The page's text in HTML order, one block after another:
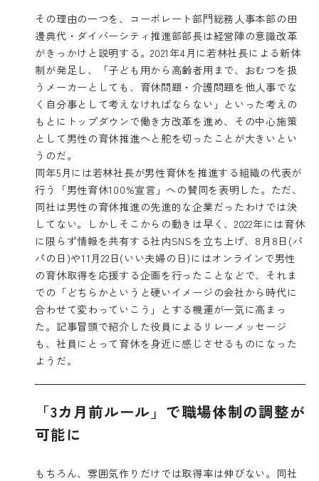
その理由の一つを、コーポレート部門総務人事本部の田
邊典代・ダイバーシティ推進部部長は経営陣の意識改革
がきっかけと説明する。2021年4月に若林社長による新体
制が発足し、「子ども用から高齢者用まで、おむつを扱
うメーカーとしても、育休問題・介護問題を他人事でな
く自分事として考えなければならない」といった考えの
もとにトップダウンで働き方改革を進め、その中心施策
として男性の育休推進へと舵を切ったことが大きいとい
うのだ。
同年5月には若林社長が男性育休を推進する組織の代表が
行う「男性育休100%宣言 」への賛同を表明した。ただ、
同社は男性の育休推進の先進的な企業だったわけでは決
してない。しかしそこからの動きは早く、2022年には育休
に限らず情報を共有する社内SNSを立ち上げ、8月8日(パ
パの日)や11月22日(いい夫婦の日)にはオンラインで男性
の育休取得を応援する企画を行ったことなどで、それま
での「どちらかというと硬いイメージの会社から時代に
合わせて変わっていこう」とする機運が一気に高まっ
た。記事冒頭で紹介した役員によるリレーメッセージ
も、社員にとって育休を身近に感じさせるものになった
ようだ。
「3カ月前ルール」で職場体制の調整が
可能に
もちろん、雰囲気作りだけでは取得率は伸びない。同社